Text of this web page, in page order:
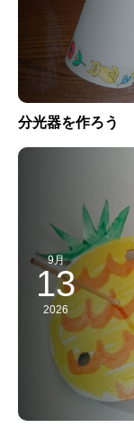
分光器を作ろう
9月
13
2026